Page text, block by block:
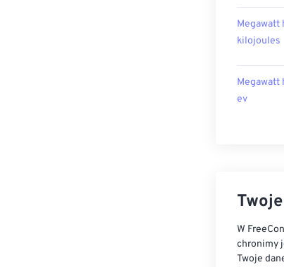
Megawatt
kilojoules
Megawatt
ev
W
chronimy
Twoje